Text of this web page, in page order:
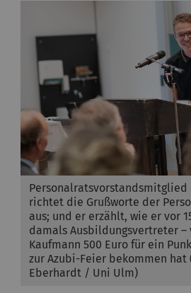
richtet die Grußworte der
aus; und er erzählt, wie er vor
damals Ausbildungsvertreter –
Kaufmann 500 Euro für ein
zur Azubi-Feier bekommen hat
Eberhardt / Uni Ulm)